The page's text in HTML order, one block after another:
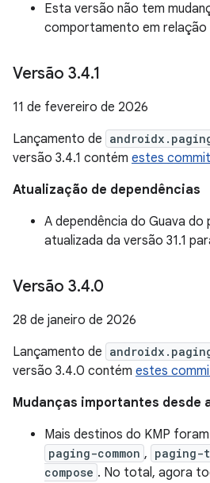
Esta versão não tem
comportamento em relação
Versão 3.4.1
11 de fevereiro de 2026
Lançamento de
versão 3.4.1 contém estes
Atualização de dependências
A dependência do Guava do
atualizada da versão 31.1
Versão 3.4.0
28 de janeiro de 2026
Lançamento de
versão 3.4.0 contém estes
Mudanças importantes desde
Mais destinos do KMP
paging-common , paging-
compose . No total, agora